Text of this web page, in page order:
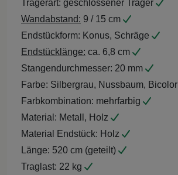
Trägerart: geschlossener Träger
Wandabstand: 9 / 15 cm
Endstückform: Konus, Schräge
Endstücklänge: ca. 6,8 cm
Stangendurchmesser: 20 mm
Farbe: Silbergrau, Nussbaum, Bicolor
Farbkombination: mehrfarbig
Material: Metall, Holz
Material Endstück: Holz
Länge: 520 cm (geteilt)
Traglast: 22 kg